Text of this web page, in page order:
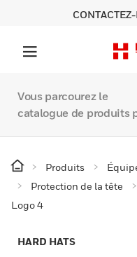
Vous parcourez le
catalogue de produits
Produits
Protection de la tête
Logo 4
HARD HATS